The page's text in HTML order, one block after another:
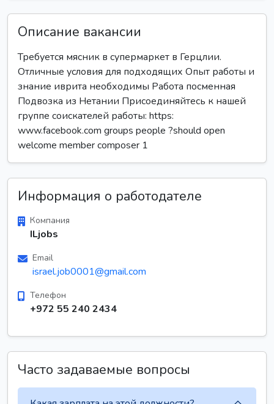
Описание вакансии
Требуется мясник в супермаркет в Герцлии.
Отличные условия для подходящих Опыт работы и
знание иврита необходимы Работа посменная
Подвозка из Нетании Присоединяйтесь к нашей
группе соискателей работы: https:
www.facebook.com groups people ?should open
welcome member composer 1
Информация о работодателе
Компания
ILjobs
Email
israel.job0001@gmail.com
Телефон
+972 55 240 2434
Часто задаваемые вопросы